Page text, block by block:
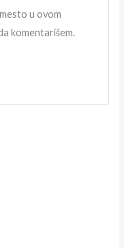
u ovom
komentarišem.